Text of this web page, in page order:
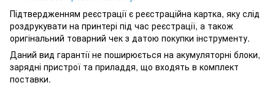
Підтвердженням реєстрації є реєстраційна картка, яку слід
роздрукувати на принтері під час реєстрації, а також
оригінальний товарний чек з датою покупки інструменту.
Даний вид гарантії не поширюється на акумуляторні блоки,
зарядні пристрої та приладдя, що входять в комплект
поставки.